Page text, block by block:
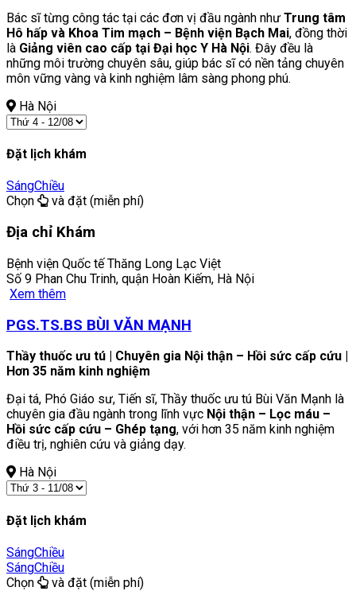
Bác sĩ từng công tác tại các đơn vị đầu ngành như Trung tâm
Hô hấp và Khoa Tim mạch – Bệnh viện Bạch Mai, đồng thời
là Giảng viên cao cấp tại Đại học Y Hà Nội. Đây đều là
những môi trường chuyên sâu, giúp bác sĩ có nền tảng chuyên
môn vững vàng và kinh nghiệm lâm sàng phong phú.
Hà Nội
Đặt lịch khám
SángChiều
Chọn
và đặt (miễn phí)
Địa chỉ Khám
Bệnh viện Quốc tế Thăng Long Lạc Việt
Số 9 Phan Chu Trinh, quận Hoàn Kiếm, Hà Nội
Xem thêm
PGS.TS.BS BÙI VĂN MẠNH
Thầy thuốc ưu tú | Chuyên gia Nội thận – Hồi sức cấp cứu |
Hơn 35 năm kinh nghiệm
Đại tá, Phó Giáo sư, Tiến sĩ, Thầy thuốc ưu tú Bùi Văn Mạnh là
chuyên gia đầu ngành trong lĩnh vực Nội thận – Lọc máu –
Hồi sức cấp cứu – Ghép tạng, với hơn 35 năm kinh nghiệm
điều trị, nghiên cứu và giảng dạy.
Hà Nội
Đặt lịch khám
SángChiều
SángChiều
Chọn
và đặt (miễn phí)